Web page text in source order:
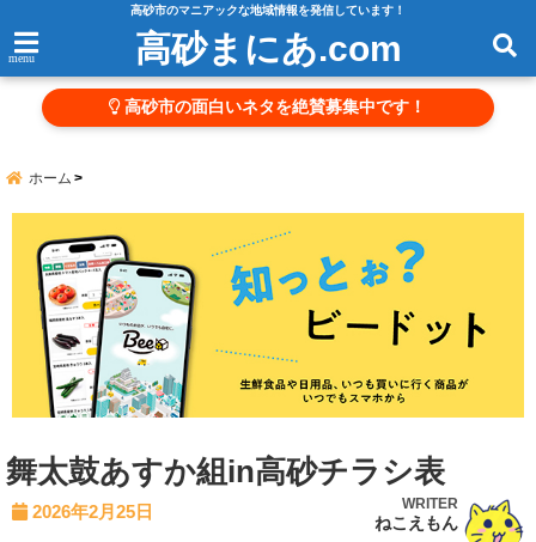
高砂市のマニアックな地域情報を発信しています！
menu 高砂まにあ.com
高砂市の面白いネタを絶賛募集中です！
ホーム
舞太鼓あすか組in高砂チラシ表
2026年2月25日 WRITER
ねこえもん